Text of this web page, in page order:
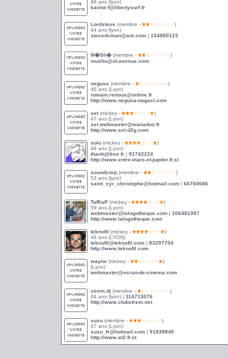
46 ans (lyon)
karine-f@libertysurf.fr
Lordsteve (membre -
)
44 ans (lyon)
stevedcman@aol.com | 134880123
M�Sh� (membre -
)
mushu@ol-avenue.com
negusa (membre -
)
46 ans (Lyon)
romain.renoux@online.fr
http://www.negusa-nagast.com
set(mickey -
)
47 ans (Lyon)
set.webmaster@wanadoo.fr
http://www.set.d2g.com
solo (mickey -
)
49 ans (Lyon)
thanh@free.fr | 91742224
http://www.entre-mars-et-jupiter.fr.st
soundcorp (membre -
)
53 ans (lyon)
saint_cyr_christophe@hotmail.com | 66760686
TafKaP (mickey -
)
59 ans (Lyon)
webmaster@lalogotheque.com | 106481997
http://www.lalogotheque.com
teknofil (mickey -
)
46 ans (LYON)
teknofil@teknofil.com | 83297754
http://www.teknofil.com
wayne (mickey -
)
(Lyon)
webmaster@ecran-de-cinema.com
xtrem.dj (membre -
)
44 ans (lyon) | 114713076
http://www.clubxtrem.net
xuxu (membre -
)
47 ans (Lyon)
xuxu_fr@hotmail.com | 91839840
http://www.at2.fr.st